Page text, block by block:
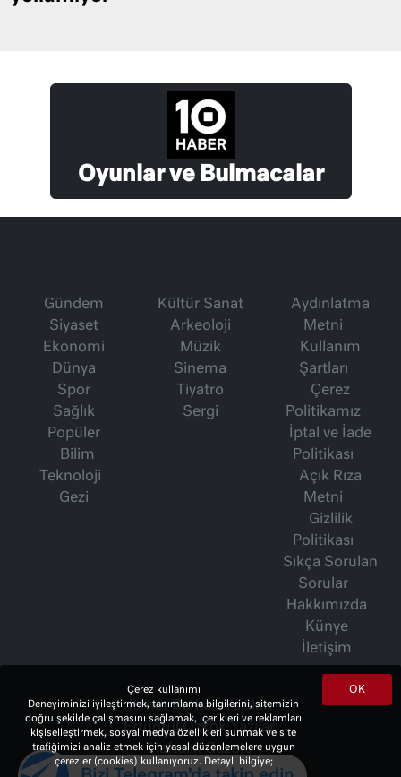
Oyunlar ve Bulmacalar
Gündem
Siyaset
Ekonomi
Dünya
Spor
Sağlık
Popüler
Bilim
Teknoloji
Gezi
Kültür Sanat
Arkeoloji
Müzik
Sinema
Tiyatro
Sergi
Aydınlatma
Metni
Kullanım
Şartları
Çerez
Politikamız
İptal ve İade
Politikası
Açık Rıza
Metni
Gizlilik
Politikası
Sıkça Sorulan
Sorular
Hakkımızda
Künye
İletişim
İsmet Berkan Yazıları
Ertuğrul Özkök Yazıları
Haftalık Gazete
OK
Çerez kullanımı
Deneyiminizi iyileştirmek, tanımlama bilgilerini, sitemizin
doğru şekilde çalışmasını sağlamak, içerikleri ve reklamları
kişiselleştirmek, sosyal medya özellikleri sunmak ve site
trafiğimizi analiz etmek için yasal düzenlemelere uygun
çerezler (cookies) kullanıyoruz. Detaylı bilgiye;